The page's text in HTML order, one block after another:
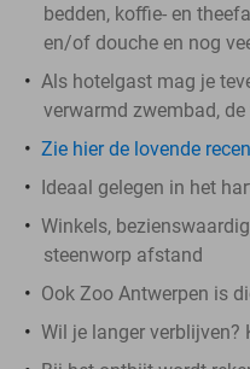
bedden, koffie- en
en/of douche en nog
Als hotelgast mag je
verwarmd zwembad,
Zie hier de lovende
Ideaal gelegen in het
Winkels,
steenworp afstand
Ook Zoo Antwerpen is
Wil je langer verblijven?